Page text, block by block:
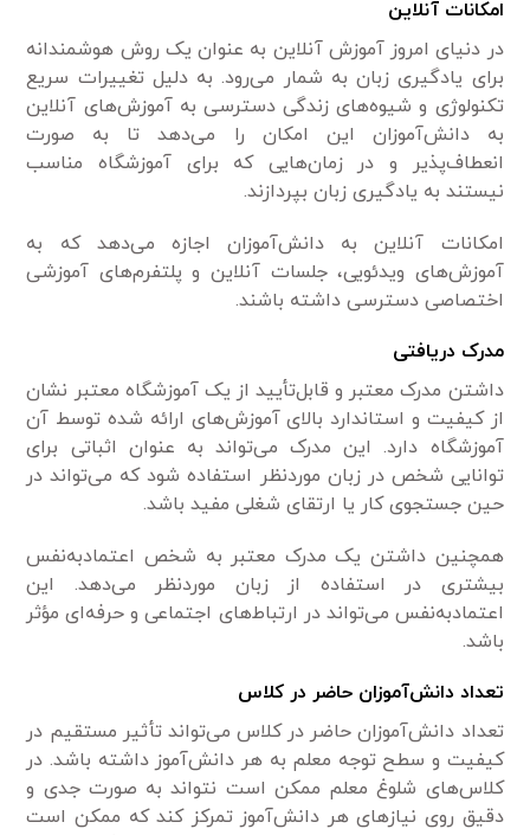
امکانات آنلاین
در دنیای امروز آموزش آنلاین به عنوان یک روش هوشمندانه
برای یادگیری زبان به شمار می‌رود. به دلیل تغییرات سریع
تکنولوژی و شیوه‌های زندگی دسترسی به آموزش‌های آنلاین
به دانش‌آموزان این امکان را می‌دهد تا به صورت
انعطاف‌پذیر و در زمان‌هایی که برای آموزشگاه مناسب
نیستند به یادگیری زبان بپردازند.
امکانات آنلاین به دانش‌آموزان اجازه می‌دهد که به
آموزش‌های ویدئویی، جلسات آنلاین و پلتفرم‌های آموزشی
اختصاصی دسترسی داشته باشند.
مدرک دریافتی
داشتن مدرک معتبر و قابل‌تأیید از یک آموزشگاه معتبر نشان
از کیفیت و استاندارد بالای آموزش‌های ارائه شده توسط آن
آموزشگاه دارد. این مدرک می‌تواند به عنوان اثباتی برای
توانایی شخص در زبان موردنظر استفاده شود که می‌تواند در
حین جستجوی کار یا ارتقای شغلی مفید باشد.
همچنین داشتن یک مدرک معتبر به شخص اعتمادبه‌نفس
بیشتری در استفاده از زبان موردنظر می‌دهد. این
اعتمادبه‌نفس می‌تواند در ارتباط‌های اجتماعی و حرفه‌ای مؤثر
باشد.
تعداد دانش‌آموزان حاضر در کلاس
تعداد دانش‌آموزان حاضر در کلاس می‌تواند تأثیر مستقیم در
کیفیت و سطح توجه معلم به هر دانش‌آموز داشته باشد. در
کلاس‌های شلوغ معلم ممکن است نتواند به صورت جدی و
دقیق روی نیازهای هر دانش‌آموز تمرکز کند که ممکن است